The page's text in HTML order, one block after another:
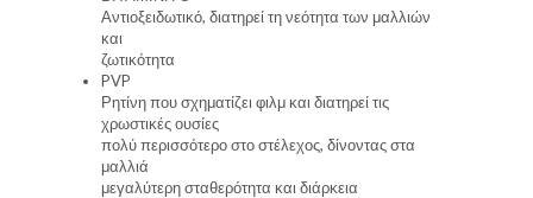
Αντιοξειδωτικό, διατηρεί τη νεότητα των μαλλιών
και
ζωτικότητα
PVP
Ρητίνη που σχηματίζει φιλμ και διατηρεί τις
χρωστικές ουσίες
πολύ περισσότερο στο στέλεχος, δίνοντας στα
μαλλιά
μεγαλύτερη σταθερότητα και διάρκεια